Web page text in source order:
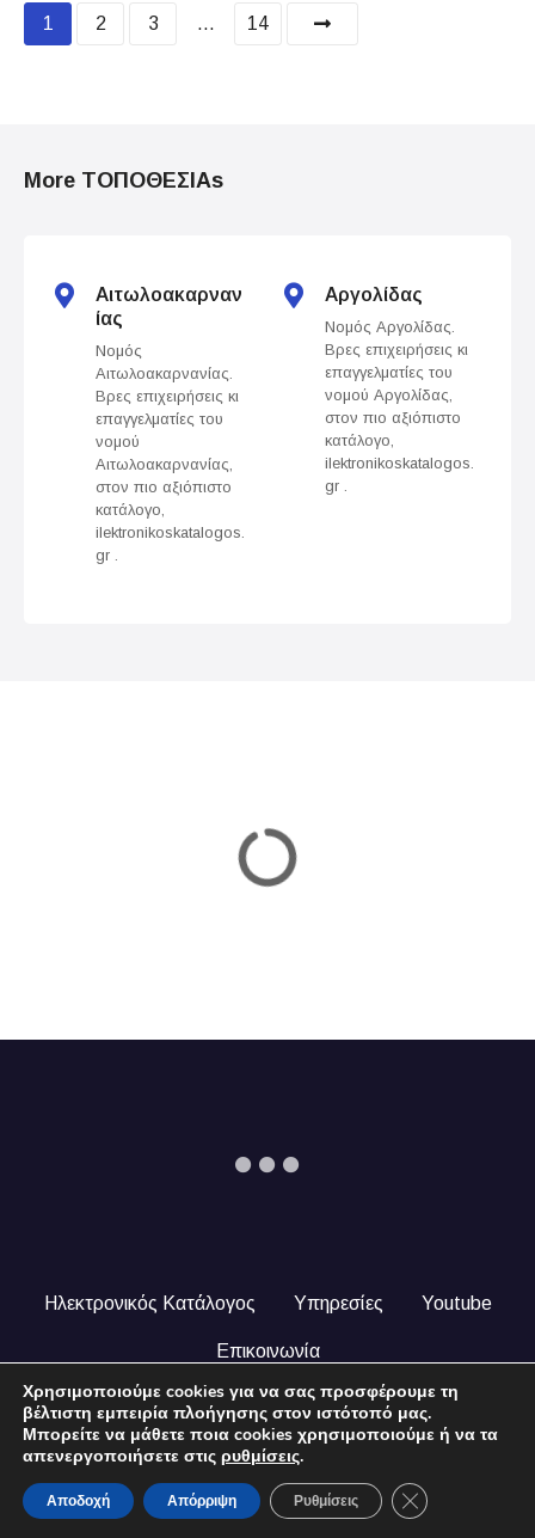
P
t
1 2 3 … 14
More ΤΟΠΟΘΕΣΙΑs
Αιτωλοακαρναν
ίας
Νομός
Αιτωλοακαρνανίας.
Βρες επιχειρήσεις κι
επαγγελματίες του
νομού
Αιτωλοακαρνανίας,
στον πιο αξιόπιστο
κατάλογο,
ilektronikoskatalogos.
gr .
Αργολίδας
Νομός Αργολίδας.
Βρες επιχειρήσεις κι
επαγγελματίες του
νομού Αργολίδας,
στον πιο αξιόπιστο
κατάλογο,
ilektronikoskatalogos.
gr .
Ηλεκτρονικός Κατάλογος Υπηρεσίες Youtube
Επικοινωνία
© 2024 COPYRIGHT ILEKTRONIKOSKATALOGOS.GR. ALL
RIGHTS RESERVED.
Χρησιμοποιούμε cookies για να σας προσφέρουμε τη
βέλτιστη εμπειρία πλοήγησης στον ιστότοπό μας.
Μπορείτε να μάθετε ποια cookies χρησιμοποιούμε ή να τα
απενεργοποιήσετε στις ρυθμίσεις.
Αποδοχή Απόρριψη Ρυθμίσεις Close GDPR